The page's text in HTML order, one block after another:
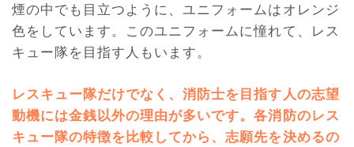
煙の中でも目立つように、ユニフォームはオレンジ
色をしています。このユニフォームに憧れて、レス
キュー隊を目指す人もいます。
レスキュー隊だけでなく、消防士を目指す人の志望
動機には金銭以外の理由が多いです。各消防のレス
キュー隊の特徴を比較してから、志願先を決めるの